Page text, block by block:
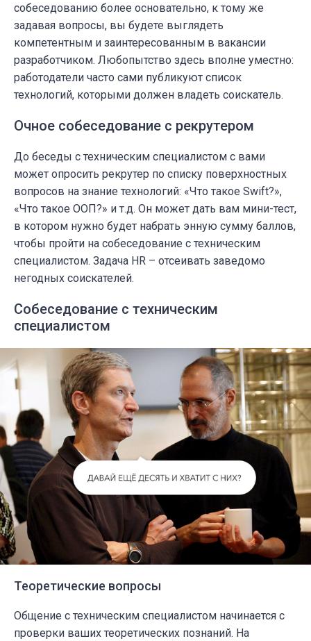
собеседованию более основательно, к тому же
задавая вопросы, вы будете выглядеть
компетентным и заинтересованным в вакансии
разработчиком. Любопытство здесь вполне уместно:
работодатели часто сами публикуют список
технологий, которыми должен владеть соискатель.
Очное собеседование с рекрутером
До беседы с техническим специалистом с вами
может опросить рекрутер по списку поверхностных
вопросов на знание технологий: «Что такое Swift?»,
«Что такое ООП?» и т.д. Он может дать вам мини-тест,
в котором нужно будет набрать энную сумму баллов,
чтобы пройти на собеседование с техническим
специалистом. Задача HR – отсеивать заведомо
негодных соискателей.
Собеседование с техническим
специалистом
Теоретические вопросы
Общение с техническим специалистом начинается с
проверки ваших теоретических познаний. На